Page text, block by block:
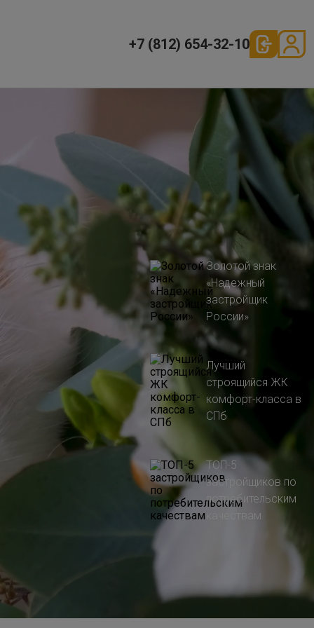
+7 (812) 654-32-10
Золотой знак
«Надежный
застройщик
России»
Лучший
строящийся ЖК
комфорт-класса в
СПб
ТОП-5
застройщиков по
потребительским
качествам